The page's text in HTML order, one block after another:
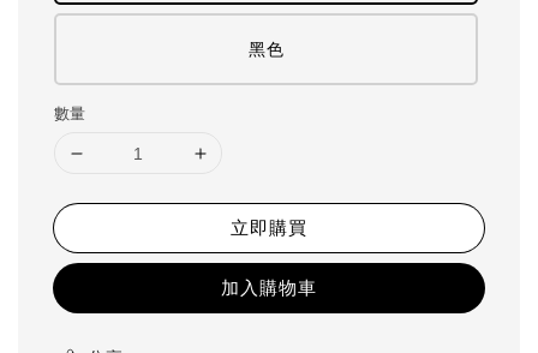
黑色
數量
立即購買
加入購物車